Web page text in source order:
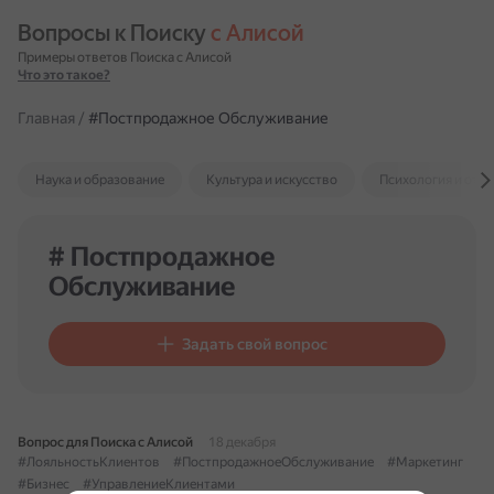
Вопросы к Поиску с Алисой
Примеры ответов Поиска с Алисой
Что это такое?
Главная / #Постпродажное Обслуживание
Наука и образование Культура и искусство Психология и
# Постпродажное
Обслуживание
Задать свой вопрос
Вопрос для Поиска с Алисой
18 декабря
#ЛояльностьКлиентов
#ПостпродажноеОбслуживание
#Маркетинг
#Бизнес
#УправлениеКлиентами